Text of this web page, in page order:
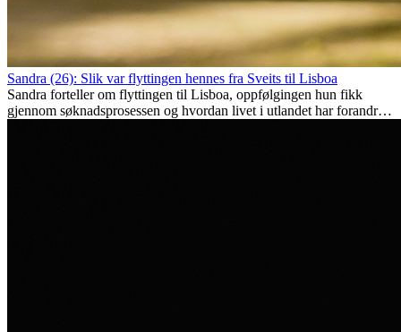
Sandra (26): Slik var flyttingen hennes fra Sveits til Lisboa
Sandra forteller om flyttingen til Lisboa, oppfølgingen hun fikk
gjennom søknadsprosessen og hvordan livet i utlandet har forandret